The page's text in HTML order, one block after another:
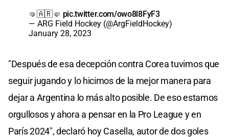
🤜🇦🇷🤛 pic.twitter.com/owo8l8FyF3
— ARG Field Hockey (@ArgFieldHockey)
January 28, 2023
"Después de esa decepción contra Corea tuvimos que
seguir jugando y lo hicimos de la mejor manera para
dejar a Argentina lo más alto posible. De eso estamos
orgullosos y ahora a pensar en la Pro League y en
París 2024", declaró hoy Casella, autor de dos goles